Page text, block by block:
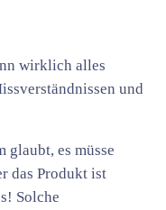
wirklich alles
und
glaubt, es müsse
das Produkt ist
Solche